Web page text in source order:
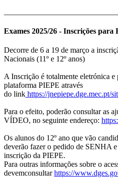
Exames 2025/26 - Inscrições para
Decorre de 6 a 19 de março a
Nacionais (11º e 12º anos)
A Inscrição é totalmente eletrónica e
plataforma PIEPE através
do link https://jnepiepe.dge.mec.pt/
Para o efeito, poderão consultar as
VÍDEO, no seguinte endereço:
Os alunos do 12º ano que vão
deverão fazer o pedido de SENHA
inscrição da PIEPE.
Para outras informações sobre o
devemconsultarhttps://